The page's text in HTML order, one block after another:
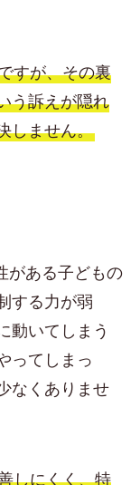
すが、その裏
う訴えが隠れ
しません。
がある子どもの
する力が弱
動いてしまう
ってしまっ
なくありませ
しにくく、特